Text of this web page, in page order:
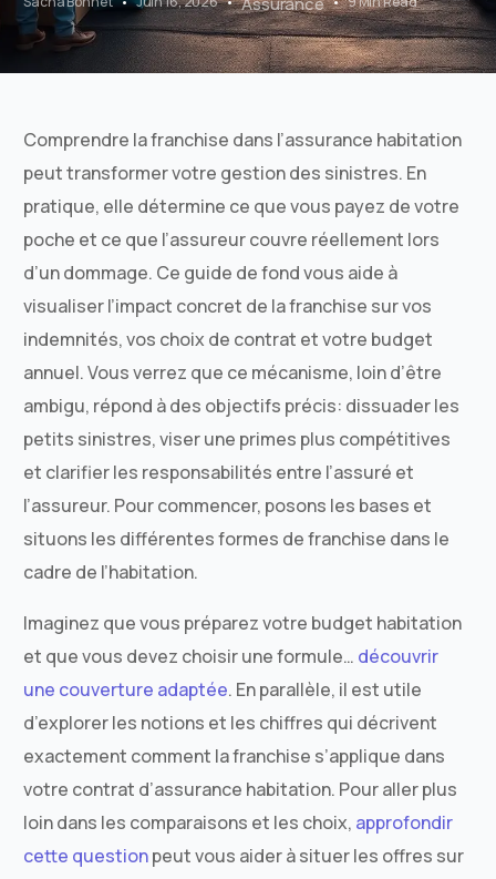
Comprendre la franchise dans l’assurance habitation
peut transformer votre gestion des sinistres. En
pratique, elle détermine ce que vous payez de votre
poche et ce que l’assureur couvre réellement lors
d’un dommage. Ce guide de fond vous aide à
visualiser l’impact concret de la franchise sur vos
indemnités, vos choix de contrat et votre budget
annuel. Vous verrez que ce mécanisme, loin d’être
ambigu, répond à des objectifs précis: dissuader les
petits sinistres, viser une primes plus compétitives
et clarifier les responsabilités entre l’assuré et
l’assureur. Pour commencer, posons les bases et
situons les différentes formes de franchise dans le
cadre de l’habitation.
Imaginez que vous préparez votre budget habitation
et que vous devez choisir une formule… découvrir
une couverture adaptée. En parallèle, il est utile
d’explorer les notions et les chiffres qui décrivent
exactement comment la franchise s’applique dans
votre contrat d’assurance habitation. Pour aller plus
loin dans les comparaisons et les choix, approfondir
cette questionpeut vous aider à situer les offres sur